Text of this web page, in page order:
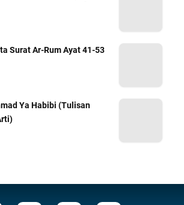
Surat Ar-Rum Ayat 41-53
Ya Habibi (Tulisan